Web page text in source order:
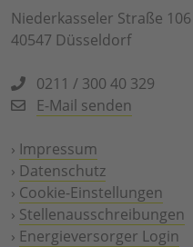
Niederkasseler Straße 106
40547 Düsseldorf
0211 / 300 40 329
E-Mail senden
› Impressum
› Datenschutz
› Cookie-Einstellungen
› Stellenausschreibungen
› Energieversorger Login